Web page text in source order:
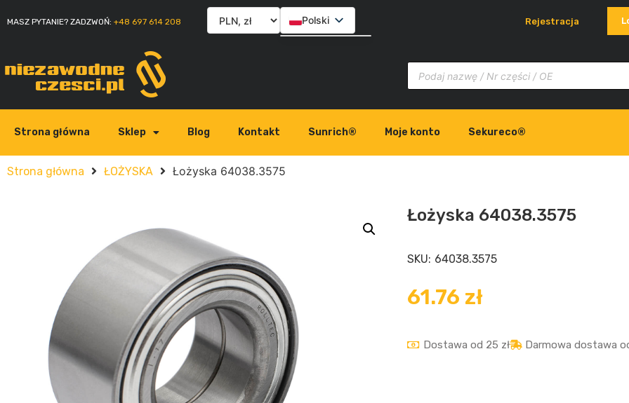
MASZ PYTANIE? ZADZWOŃ: +48 697 614 208 Polski Rejestracja
Strona główna Sklep Blog Kontakt Sunrich® Moje konto Sekureco®
Strona główna ŁOŻYSKA Łożyska 64038.3575
Łożyska 64038.3575
SKU: 64038.3575
61.76 zł
Dostawa od 25 zł Darmowa dostawa